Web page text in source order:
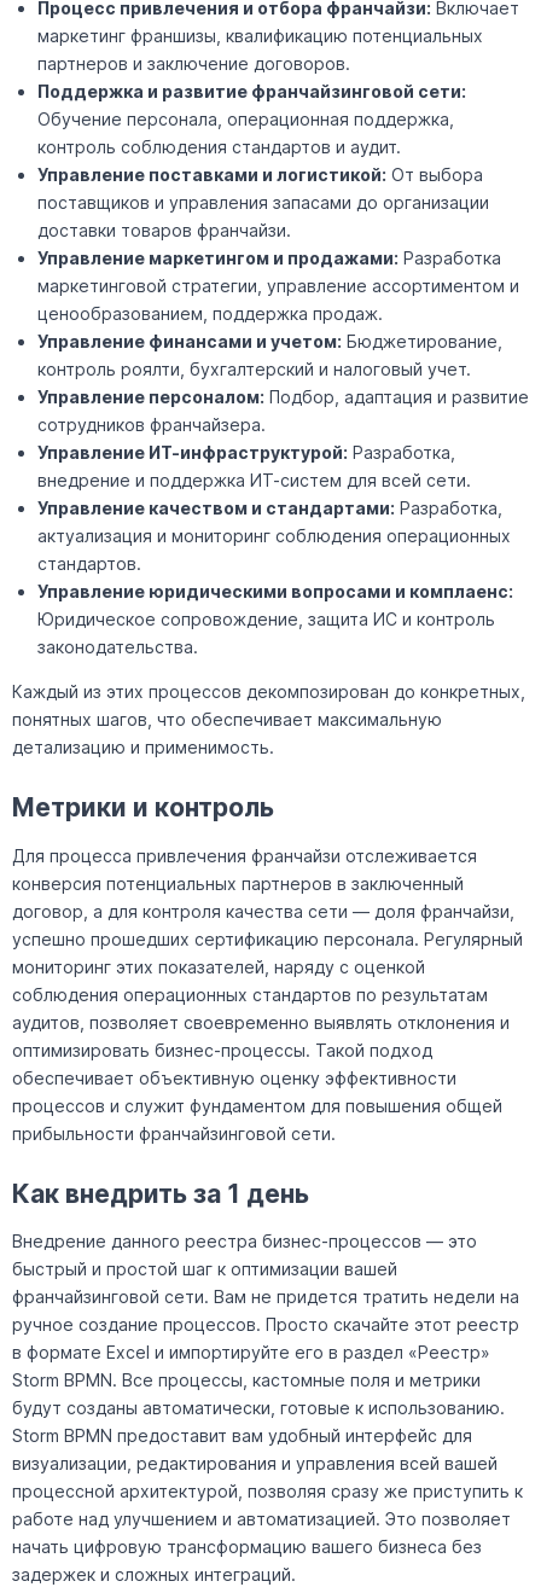
Процесс привлечения и отбора франчайзи: Включает
маркетинг франшизы, квалификацию потенциальных
партнеров и заключение договоров.
Поддержка и развитие франчайзинговой сети:
Обучение персонала, операционная поддержка,
контроль соблюдения стандартов и аудит.
Управление поставками и логистикой: От выбора
поставщиков и управления запасами до организации
доставки товаров франчайзи.
Управление маркетингом и продажами: Разработка
маркетинговой стратегии, управление ассортиментом и
ценообразованием, поддержка продаж.
Управление финансами и учетом: Бюджетирование,
контроль роялти, бухгалтерский и налоговый учет.
Управление персоналом: Подбор, адаптация и развитие
сотрудников франчайзера.
Управление ИТ-инфраструктурой: Разработка,
внедрение и поддержка ИТ-систем для всей сети.
Управление качеством и стандартами: Разработка,
актуализация и мониторинг соблюдения операционных
стандартов.
Управление юридическими вопросами и комплаенс:
Юридическое сопровождение, защита ИС и контроль
законодательства.
Каждый из этих процессов декомпозирован до конкретных,
понятных шагов, что обеспечивает максимальную
детализацию и применимость.
Метрики и контроль
Для процесса привлечения франчайзи отслеживается
конверсия потенциальных партнеров в заключенный
договор, а для контроля качества сети — доля франчайзи,
успешно прошедших сертификацию персонала. Регулярный
мониторинг этих показателей, наряду с оценкой
соблюдения операционных стандартов по результатам
аудитов, позволяет своевременно выявлять отклонения и
оптимизировать бизнес-процессы. Такой подход
обеспечивает объективную оценку эффективности
процессов и служит фундаментом для повышения общей
прибыльности франчайзинговой сети.
Как внедрить за 1 день
Внедрение данного реестра бизнес-процессов — это
быстрый и простой шаг к оптимизации вашей
франчайзинговой сети. Вам не придется тратить недели на
ручное создание процессов. Просто скачайте этот реестр
в формате Excel и импортируйте его в раздел «Реестр»
Storm BPMN. Все процессы, кастомные поля и метрики
будут созданы автоматически, готовые к использованию.
Storm BPMN предоставит вам удобный интерфейс для
визуализации, редактирования и управления всей вашей
процессной архитектурой, позволяя сразу же приступить к
работе над улучшением и автоматизацией. Это позволяет
начать цифровую трансформацию вашего бизнеса без
задержек и сложных интеграций.